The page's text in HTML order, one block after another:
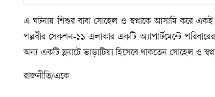
এ ঘটনায় শিশুর বাবা সোহেল ও স্বপ্নাকে আসামি করে একই
পল্লবীর সেকশন-১১ এলাকার একটি অ্যাপার্টমেন্টে
অন্য একটি ফ্ল্যাটে ভাড়াটিয়া হিসেবে থাকতেন সোহেল ও
রাজনীতি/একে